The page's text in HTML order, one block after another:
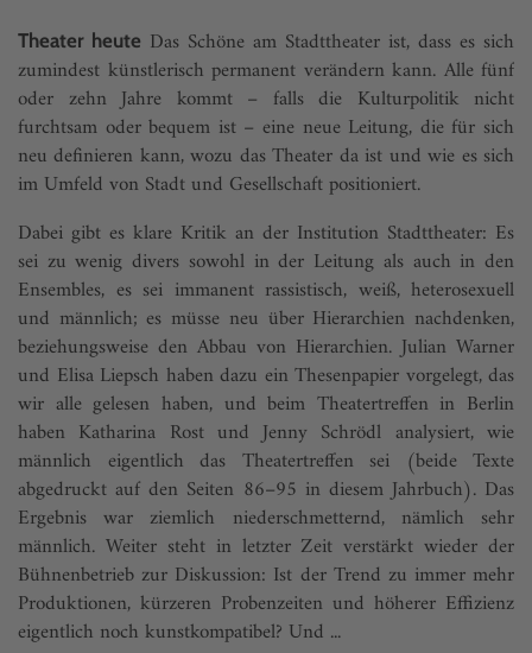
Theater heute Das Schöne am Stadttheater ist, dass es sich
zumindest künstlerisch permanent verändern kann. Alle fünf
oder zehn Jahre kommt – falls die Kulturpolitik nicht
furchtsam oder bequem ist – eine neue Leitung, die für sich
neu definieren kann, wozu das Theater da ist und wie es sich
im Umfeld von Stadt und Gesellschaft positioniert.
Dabei gibt es klare Kritik an der Institution Stadttheater: Es
sei zu wenig divers sowohl in der Leitung als auch in den
Ensembles, es sei immanent rassistisch, weiß, heterosexuell
und männlich; es müsse neu über Hierarchien nachdenken,
beziehungsweise den Abbau von Hierarchien. Julian Warner
und Elisa Liepsch haben dazu ein Thesenpapier vorgelegt, das
wir alle gelesen haben, und beim Theatertreffen in Berlin
haben Katharina Rost und Jenny Schrödl analysiert, wie
männlich eigentlich das Theatertreffen sei (beide Texte
abgedruckt auf den Seiten 86–95 in diesem Jahrbuch). Das
Ergebnis war ziemlich niederschmetternd, nämlich sehr
männlich. Weiter steht in letzter Zeit verstärkt wieder der
Bühnenbetrieb zur Diskus­sion: Ist der Trend zu immer mehr
Produktionen, kürzeren Probenzeiten und höherer Effizienz
eigentlich noch kunstkompatibel? Und ...